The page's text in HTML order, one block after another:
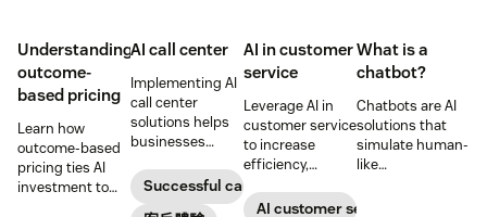
Understanding
outcome-
based pricing
Learn how
outcome-based
pricing ties AI
investment to
AI call center
Implementing AI
call center
solutions helps
businesses
customer
satisfaction,
Successful call center
AI in customer
service
Leverage AI in
customer service
to increase
efficiency,
operational
AI customer service
What is a
chatbot?
Chatbots are AI
solutions that
simulate human-
like